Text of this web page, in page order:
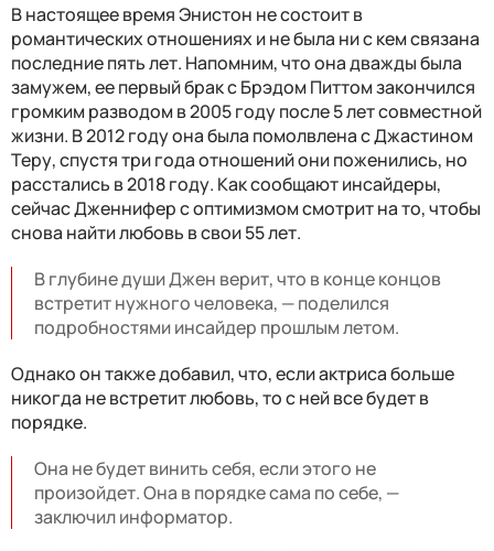
В настоящее время Энистон не состоит в
романтических отношениях и не была ни с кем связана
последние пять лет. Напомним, что она дважды была
замужем, ее первый брак с Брэдом Питтом закончился
громким разводом в 2005 году после 5 лет совместной
жизни. В 2012 году она была помолвлена с Джастином
Теру, спустя три года отношений они поженились, но
расстались в 2018 году. Как сообщают инсайдеры,
сейчас Дженнифер с оптимизмом смотрит на то, чтобы
снова найти любовь в свои 55 лет.
В глубине души Джен верит, что в конце концов
встретит нужного человека, — поделился
подробностями инсайдер прошлым летом.
Однако он также добавил, что, если актриса больше
никогда не встретит любовь, то с ней все будет в
порядке.
Она не будет винить себя, если этого не
произойдет. Она в порядке сама по себе, —
заключил информатор.